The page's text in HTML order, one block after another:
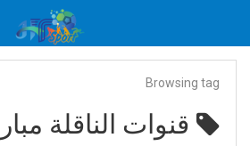
Browsing tag
قنوات الناقلة